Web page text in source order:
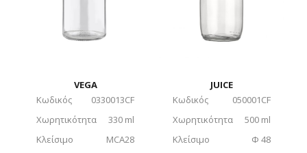
VEGA
Κωδικός
0330013CF
Χωρητικότητα
330 ml
Κλείσιμο
MCA28
JUICE
Κωδικός
050001CF
Χωρητικότητα
500 ml
Κλείσιμο
Φ 48